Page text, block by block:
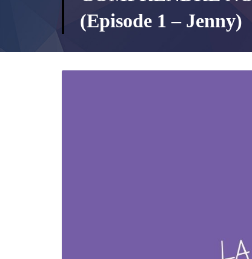
(Episode 1 – Jenny)